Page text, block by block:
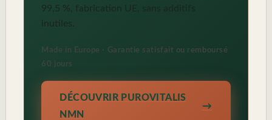
99,5 %, fabrication UE, sans additifs
inutiles.
Made in Europe · Garantie satisfait ou remboursé
60 jours
DÉCOUVRIR PUROVITALIS
NMN